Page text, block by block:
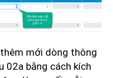
mới dòng thông
02a bằng cách kích